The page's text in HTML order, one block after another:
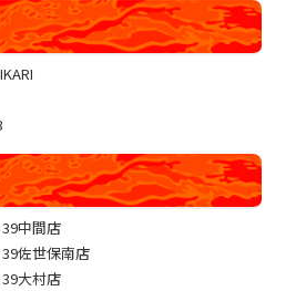
共闘取材
レイヴ編集部一斉調査
材
取材
39中間店
39佐世保南店
39大村店